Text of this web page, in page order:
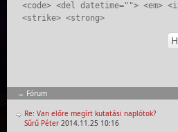
<code> <del datetime=""> <em>
<strike> <strong>
Fórum
Re: Van előre megírt kutatási naplótok?
Sűrű Péter 2014.11.25 10:16